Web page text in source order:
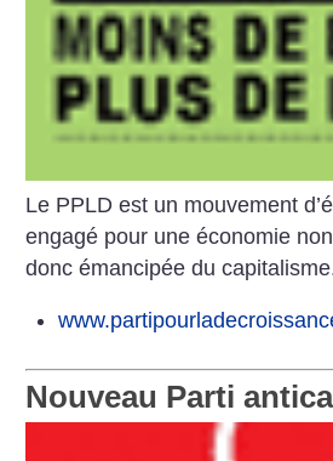
Le PPLD est un mouvement
engagé pour une économie
donc émancipée du
Nouveau Parti